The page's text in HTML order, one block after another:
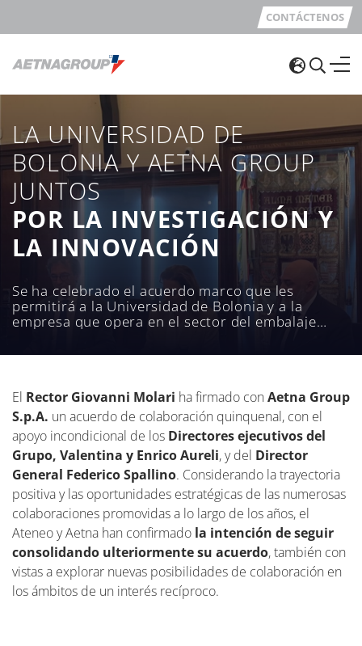
CONTÁCTENOS
LA UNIVERSIDAD DE
BOLONIA Y AETNA GROUP
JUNTOS
POR LA INVESTIGACIÓN Y
LA INNOVACIÓN
Se ha celebrado el acuerdo marco que les
permitirá a la Universidad de Bolonia y a la
empresa que opera en el sector del embalaje
años proyectos e iniciativas para toda la
El Rector Giovanni Molari ha firmado con Aetna Group
S.p.A. un acuerdo de colaboración quinquenal, con el
apoyo incondicional de los Directores ejecutivos del
Grupo, Valentina y Enrico Aureli, y del Director
General Federico Spallino. Considerando la trayectoria
positiva y las oportunidades estratégicas de las numerosas
colaboraciones promovidas a lo largo de los años, el
Ateneo y Aetna han confirmado la intención de seguir
consolidando ulteriormente su acuerdo, también con
vistas a explorar nuevas posibilidades de colaboración en
los ámbitos de un interés recíproco.